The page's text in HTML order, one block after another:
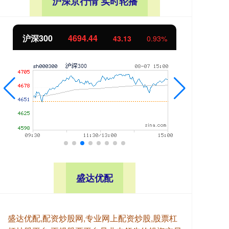
北证50 1134.24 11.37
盛达优配
盛达优配,配资炒股网,专业网上配资炒股,股票杠